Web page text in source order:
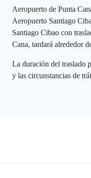
Aeropuerto de Punta
Aeropuerto Santiago
Santiago Cibao con
Cana, tardará alrededor
La duración del traslado
y las circunstancias de